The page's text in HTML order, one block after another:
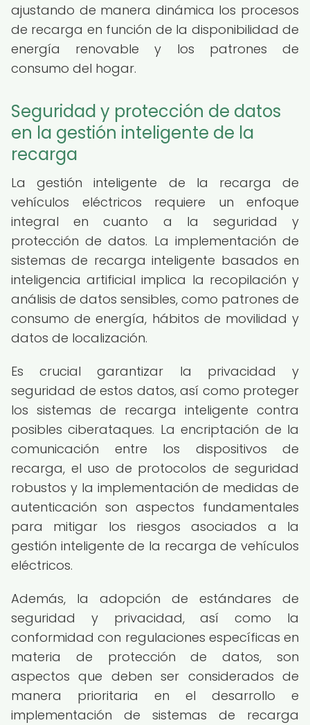
ajustando de manera dinámica los procesos
de recarga en función de la disponibilidad de
energía renovable y los patrones de
consumo del hogar.
Seguridad y protección de datos
en la gestión inteligente de la
recarga
La gestión inteligente de la recarga de
vehículos eléctricos requiere un enfoque
integral en cuanto a la seguridad y
protección de datos. La implementación de
sistemas de recarga inteligente basados en
inteligencia artificial implica la recopilación y
análisis de datos sensibles, como patrones de
consumo de energía, hábitos de movilidad y
datos de localización.
Es crucial garantizar la privacidad y
seguridad de estos datos, así como proteger
los sistemas de recarga inteligente contra
posibles ciberataques. La encriptación de la
comunicación entre los dispositivos de
recarga, el uso de protocolos de seguridad
robustos y la implementación de medidas de
autenticación son aspectos fundamentales
para mitigar los riesgos asociados a la
gestión inteligente de la recarga de vehículos
eléctricos.
Además, la adopción de estándares de
seguridad y privacidad, así como la
conformidad con regulaciones específicas en
materia de protección de datos, son
aspectos que deben ser considerados de
manera prioritaria en el desarrollo e
implementación de sistemas de recarga